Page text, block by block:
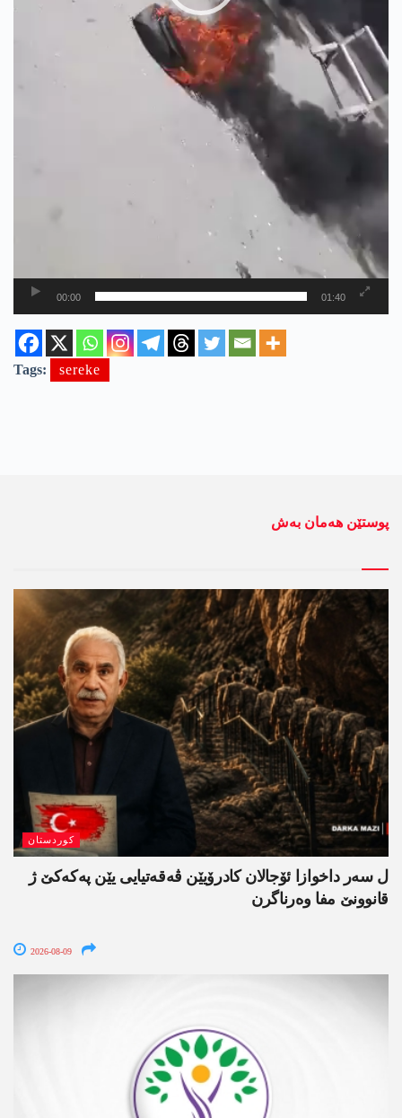
00:00 01:40
Tags: sereke
پوستێن ھەمان بەش
کوردستان
ل سەر داخوازا ئۆجالان کادرۆیێن ڤەقەتیایی یێن پەکەکێ ژ
قانوونێ مفا وەرناگرن
2026-08-09